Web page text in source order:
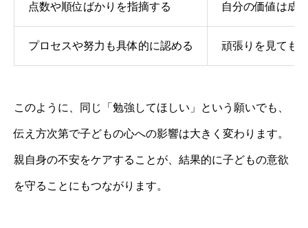
点数や順位ばかりを指摘する 自分の価値は成
プロセスや努力も具体的に認める 頑張りを見ても
このように、同じ「勉強してほしい」という願いでも、
伝え方次第で子どもの心への影響は大きく変わります。
親自身の不安をケアすることが、結果的に子どもの意欲
を守ることにもつながります。